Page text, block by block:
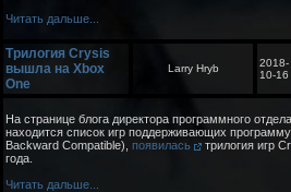
Читать дальше...
Трилогия Crysis
вышла на Xbox
One
Larry Hryb
2018-
10-16
На странице блога директора программного
находится список игр поддерживающих
Backward Compatible), появилась
трилогия игр
года.
Читать дальше...